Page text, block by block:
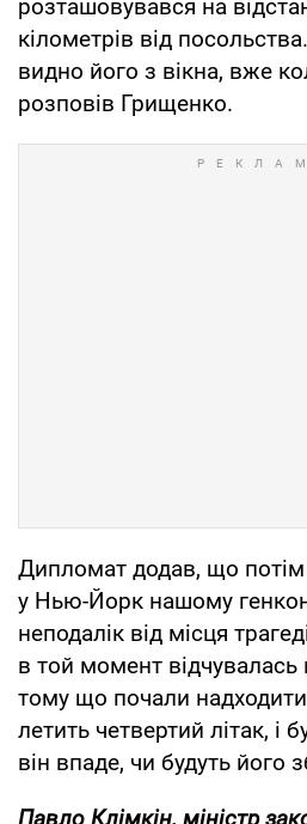
розташовувався на
кілометрів від
видно його з вікна, вже
розповів Грищенко.
Дипломат додав, що потім
у Нью-Йорк нашому
неподалік від місця
в той момент відчувалась
тому що почали
летить четвертий літак, і
він впаде, чи будуть його